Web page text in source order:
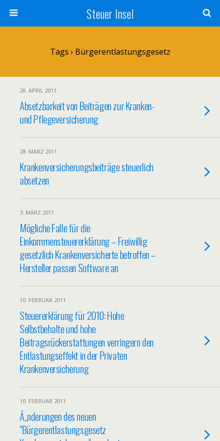
Steuer Insel
Tags › Bürgerentlastungsgesetz
26. APRIL 2011
Absetzbarkeit von Beiträgen zur Kranken-
und Pflegeversicherung
28. MÄRZ 2011
Krankenversicherungsbeiträge steuerlich
absetzen
3. MÄRZ 2011
Mögliche Falle für die
Einkommensteuererklärung – Freiwillig
gesetzlich Krankenversicherte betroffen –
Hersteller passen Software an
10. FEBRUAR 2011
Steuererklärung für 2010: Hohe
Selbstbehalte und hohe
Beitragsrückerstattungen verringern den
Entlastungseffekt in der Privaten
Krankenversicherung
10. FEBRUAR 2011
Ã„nderungen des neuen
"Bürgerentlastungsgesetz